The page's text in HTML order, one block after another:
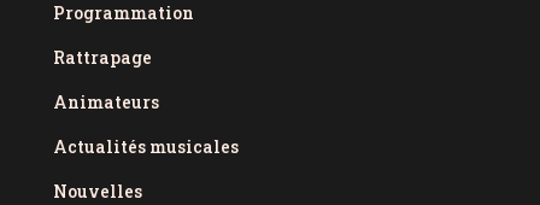
Programmation
Rattrapage
Animateurs
Actualités musicales
Nouvelles